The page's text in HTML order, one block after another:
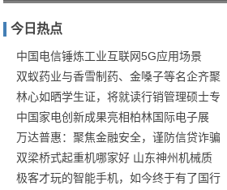
电
信
锤
炼
工
业
互
联
今日热点
中国电信锤炼工业互联网5G应用场景
双蚁药业与香雪制药、金嗓子等名企齐聚
林心如晒学生证，将就读行销管理硕士专
中国家电创新成果亮相柏林国际电子展
万达普惠：聚焦金融安全，谨防信贷诈骗
双梁桥式起重机哪家好 山东神州机械质
极客才玩的智能手机，如今终于有了国行